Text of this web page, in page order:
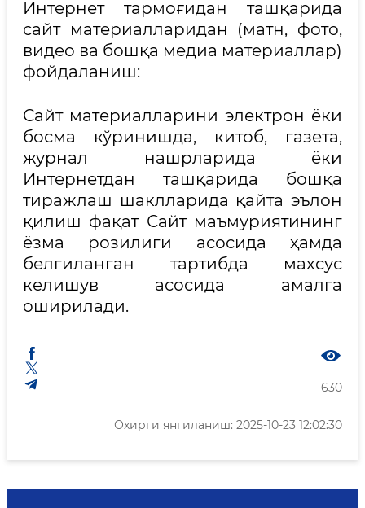
Интернет тармоғидан ташқарида
сайт материалларидан (матн, фото,
видео ва бошқа медиа материаллар)
фойдаланиш:
Сайт материалларини электрон ёки
босма кўринишда, китоб, газета,
журнал нашрларида ёки
Интернетдан ташқарида бошқа
тиражлаш шаклларида қайта эълон
қилиш фақат Сайт маъмуриятининг
ёзма розилиги асосида ҳамда
белгиланган тартибда махсус
келишув асосида амалга
оширилади.
630
Охирги янгиланиш: 2025-10-23 12:02:30